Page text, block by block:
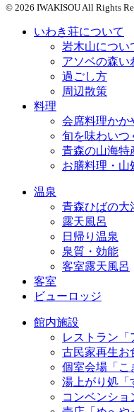
© 2026 IWAKISOU All Rights
いわき荘について
岩木山につい
アソベの森い
過ごし方
周辺散策
料理
会席料理かか
旬を味わいつ
青森の山海特
お膳料理・山
温泉
青森ひばの大
露天風呂
日帰り温泉
泉質・効能
客室露天風呂
客室
ビューロッジ
館内施設
レストラン「
古民家再生お
個室会場「こ
湯上がり処「
コンベンショ